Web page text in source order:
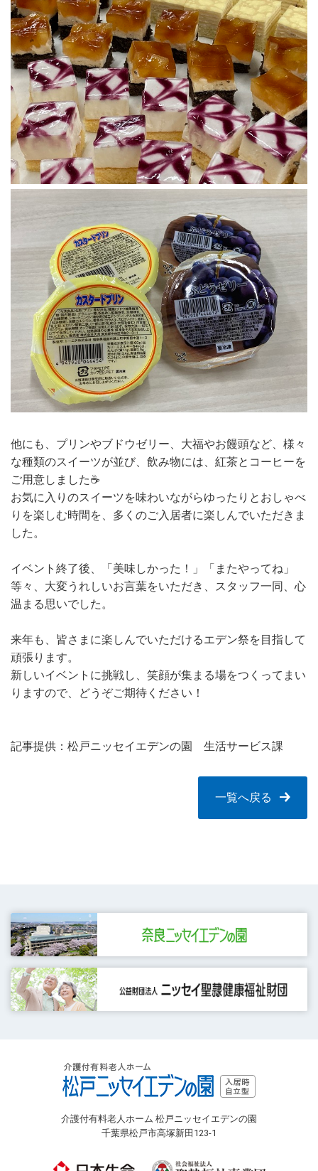
他にも、プリンやブドウゼリー、大福やお饅頭など、様々
な種類のスイーツが並び、飲み物には、紅茶とコーヒーを
ご用意しました☕
お気に入りのスイーツを味わいながらゆったりとおしゃべ
りを楽しむ時間を、多くのご入居者に楽しんでいただきま
した。
イベント終了後、「美味しかった！」「またやってね」
等々、大変うれしいお言葉をいただき、スタッフ一同、心
温まる思いでした。
来年も、皆さまに楽しんでいただけるエデン祭を目指して
頑張ります。
新しいイベントに挑戦し、笑顔が集まる場をつくってまい
りますので、どうぞご期待ください！
記事提供：松戸ニッセイエデンの園 生活サービス課
一覧へ戻る
介護付有料老人ホーム 松戸ニッセイエデンの園
千葉県松戸市高塚新田123-1